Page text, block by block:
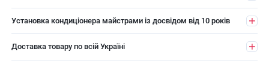
Установка кондиціонера майстрами із досвідом від 10 років
Доставка товару по всій Україні